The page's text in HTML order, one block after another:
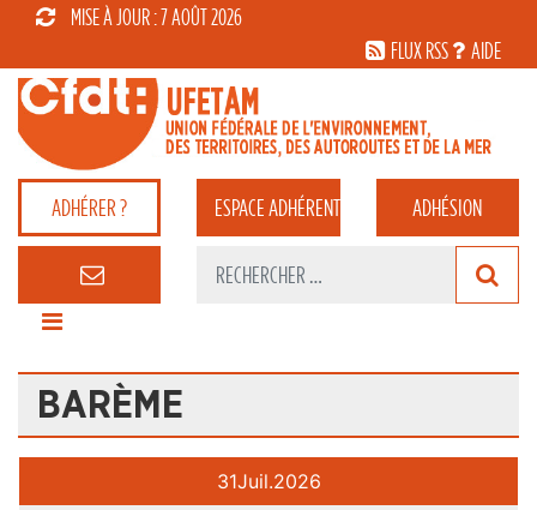
MISE À JOUR : 7 AOÛT 2026
FLUX RSS
AIDE
ADHÉRER ? ESPACEADHÉRENT ADHÉSION
BARÈME
31Juil.2026